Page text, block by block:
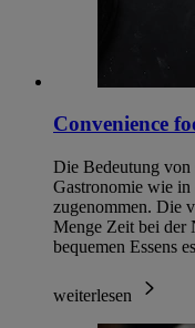
Convenience
Die Bedeutung von
Gastronomie wie in
zugenommen. Die
Menge Zeit bei der
bequemen Essens
weiterlesen